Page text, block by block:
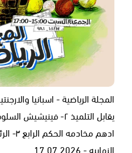
المجلة الرياضية - اسبانيا
يقابل التلميذ ٢-
ادهم
النهاييه - 17.07.2026